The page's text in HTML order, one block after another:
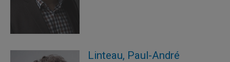
Linteau, Paul-André